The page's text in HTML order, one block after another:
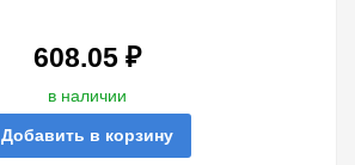
608.05 ₽
в наличии
Добавить в корзину